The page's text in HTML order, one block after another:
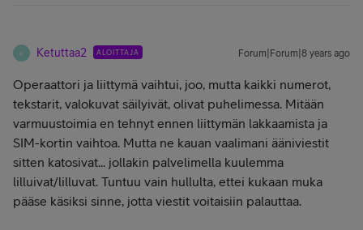
K Ketuttaa2 ALOITTAJA Forum|Forum|8 years ago
Operaattori ja liittymä vaihtui, joo, mutta kaikki numerot,
tekstarit, valokuvat säilyivät, olivat puhelimessa. Mitään
varmuustoimia en tehnyt ennen liittymän lakkaamista ja
SIM-kortin vaihtoa. Mutta ne kauan vaalimani ääniviestit
sitten katosivat... jollakin palvelimella kuulemma
lilluivat/lilluvat. Tuntuu vain hullulta, ettei kukaan muka
pääse käsiksi sinne, jotta viestit voitaisiin palauttaa.